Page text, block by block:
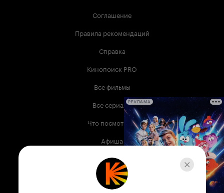
Соглашение
Правила рекомендаций
Справка
Кинопоиск PRO
Все фильмы
Все сериалы
Что посмотреть
Афиша
Музыка
Телепрограмма
РЕКЛАМА